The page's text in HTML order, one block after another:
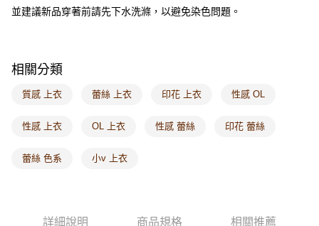
宅配
每筆NT$60，滿NT$1,000(含以上)免運費
海外配送-港/澳/新/馬/泰國專屬
海外配送-其他亞洲地區
並建議新品穿著前請先下水洗滌，以避免染色問題。
相關分類
質感 上衣 蕾絲 上衣 印花 上衣 性感 OL
性感 上衣 OL 上衣 性感 蕾絲 印花 蕾絲
蕾絲 色系 小v 上衣
詳細說明 商品規格 相關推薦